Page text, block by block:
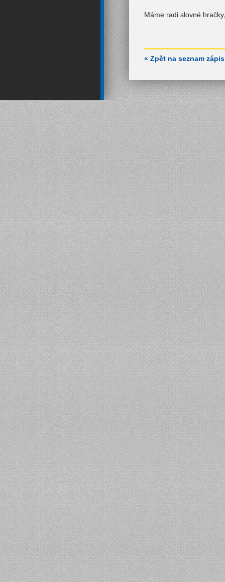
Máme radi slovné
« Zpět na seznam